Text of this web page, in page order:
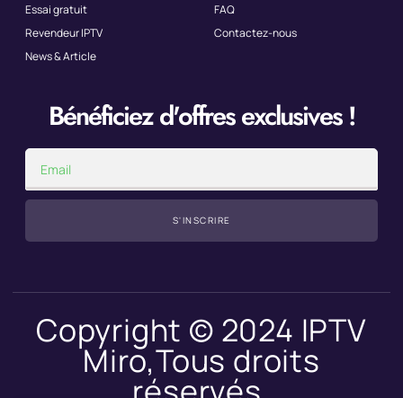
Essai gratuit
Revendeur IPTV
News & Article
FAQ
Contactez-nous
Bénéficiez d'offres exclusives !
S'INSCRIRE
Copyright © 2024 IPTV
Miro,Tous droits